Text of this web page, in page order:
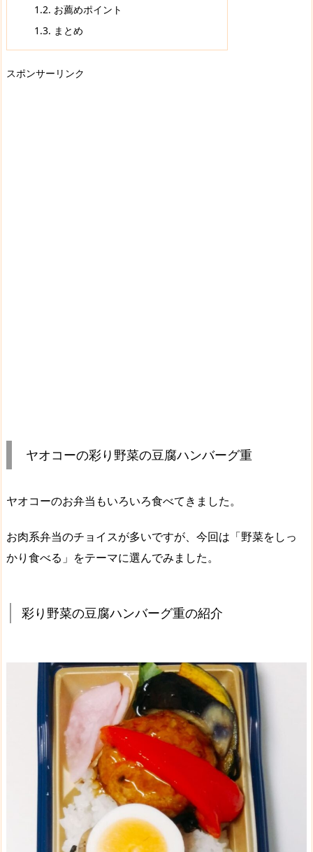
1.2. お薦めポイント
1.3. まとめ
スポンサーリンク
ヤオコーの彩り野菜の豆腐ハンバーグ重
ヤオコーのお弁当もいろいろ食べてきました。
お肉系弁当のチョイスが多いですが、今回は「野菜をしっ
かり食べる 」をテーマに選んでみました。
彩り野菜の豆腐ハンバーグ重の紹介